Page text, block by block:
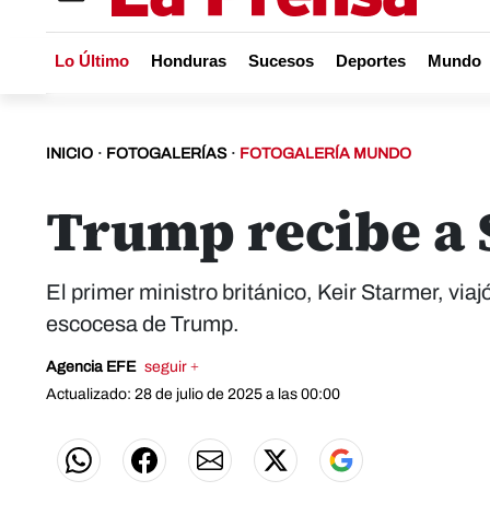
Lo Último Honduras Sucesos Deportes Mundo
INICIO · FOTOGALERÍAS · FOTOGALERÍA MUNDO
Trump recibe a
El primer ministro británico, Keir Starmer,
escocesa de Trump.
Agencia EFE seguir +
Actualizado: 28 de julio de 2025 a las 00:00